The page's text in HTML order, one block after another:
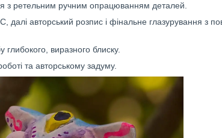
з ретельним ручним опрацюванням деталей.
далі авторський розпис і фінальне глазурування з
виразного блиску.
та авторському задуму.